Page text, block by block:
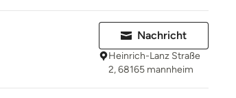
Nachricht
Heinrich-Lanz Straße
2, 68165 mannheim